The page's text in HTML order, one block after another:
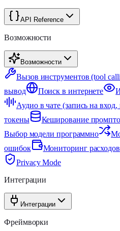
API Reference
Возможности
Возможности
Вызов инструментов (tool
вывод
Поиск в интернете
Аудио в чате (запись на
токены
Кеширование
Выбор модели программно
ошибок
Мониторинг расходов
Privacy Mode
Интеграции
Интеграции
Фреймворки